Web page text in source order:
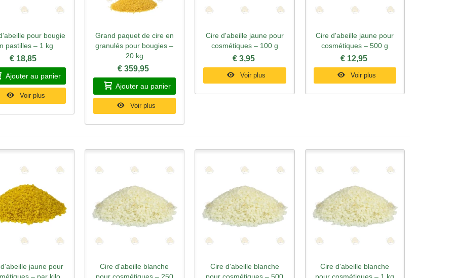
rapidepour bougie
pastilles – 1 kg
€ 18,85
Ajouter au panier
Voir plus
Aperçu rapide
Grand paquet de cire en
granulés pour bougies –
20 kg
€ 359,95
Ajouter au panier
Voir plus
Aperçu rapide
Cire d'abeille jaune pour
cosmétiques – 100 g
€ 3,95
Voir plus
Aperçu rapide
Cire d'abeille jaune pour
cosmétiques – 500 g
€ 12,95
Voir plus
rapidejaune pour
Aperçu rapide
Cire d'abeille blanche
Aperçu rapide
Cire d'abeille blanche
Aperçu rapide
Cire d'abeille blanche